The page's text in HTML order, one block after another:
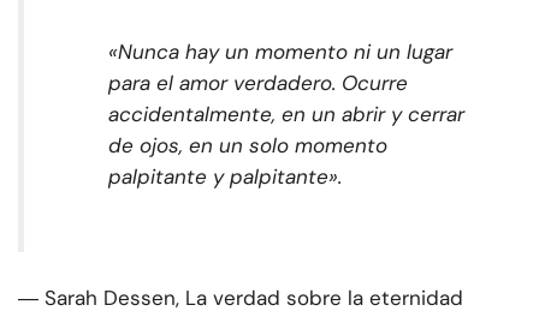
«Nunca hay un momento ni un lugar
para el amor verdadero. Ocurre
accidentalmente, en un abrir y cerrar
de ojos, en un solo momento
palpitante y palpitante».
― Sarah Dessen, La verdad sobre la eternidad